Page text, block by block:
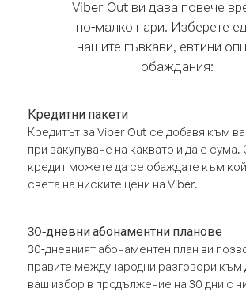
Viber Out ви дава повече
по-малко пари. Изберете
нашите гъвкави, евтини
обаждания:
Кредитни пакети
Кредитът за Viber Out се добавя към
при закупуване на каквато и да е сума.
кредит можете да се обаждате към
света на ниските цени на Viber.
30-дневни абонаментни планове
30-дневният абонаментен план ви
правите международни разговори към
ваш избор в продължение на 30 дни с